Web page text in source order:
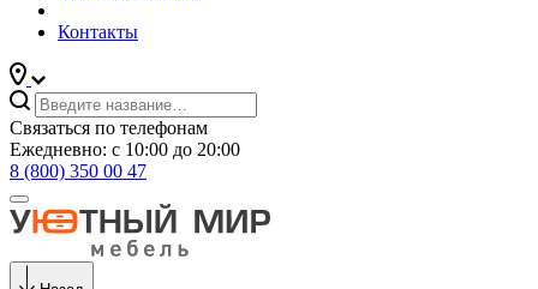
Контакты
Связаться по телефонам
Ежедневно: с 10:00 до 20:00
8 (800) 350 00 47